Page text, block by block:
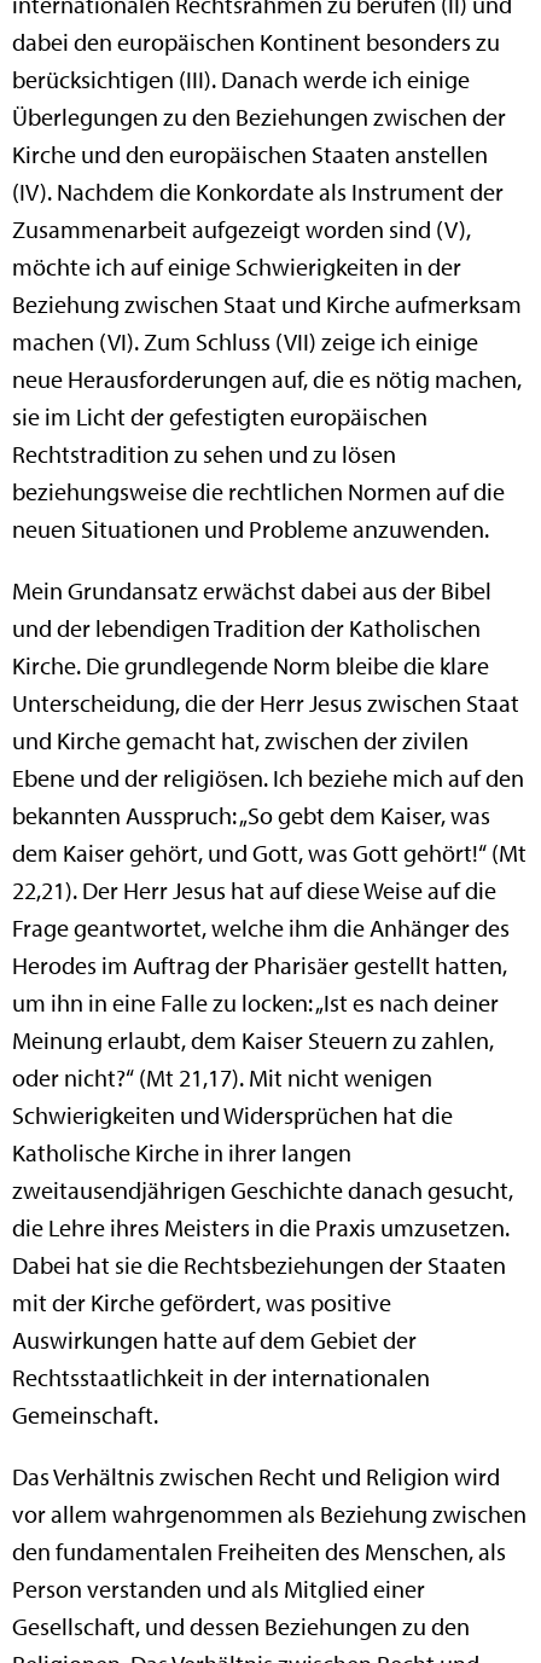
dabei den europäischen Kontinent besonders zu
berücksichtigen (III). Danach werde ich einige
Überlegungen zu den Beziehungen zwischen der
Kirche und den europäischen Staaten anstellen
(IV). Nachdem die Konkordate als Instrument der
Zusammenarbeit aufgezeigt worden sind (V),
möchte ich auf einige Schwierigkeiten in der
Beziehung zwischen Staat und Kirche aufmerksam
machen (VI). Zum Schluss (VII) zeige ich einige
neue Herausforderungen auf, die es nötig machen,
sie im Licht der gefestigten europäischen
Rechtstradition zu sehen und zu lösen
beziehungsweise die rechtlichen Normen auf die
neuen Situationen und Probleme anzuwenden.
Mein Grundansatz erwächst dabei aus der Bibel
und der lebendigen Tradition der Katholischen
Kirche. Die grundlegende Norm bleibe die klare
Unterscheidung, die der Herr Jesus zwischen Staat
und Kirche gemacht hat, zwischen der zivilen
Ebene und der religiösen. Ich beziehe mich auf den
bekannten Ausspruch: „So gebt dem Kaiser, was
dem Kaiser gehört, und Gott, was Gott gehört!“ (Mt
22,21). Der Herr Jesus hat auf diese Weise auf die
Frage geantwortet, welche ihm die Anhänger des
Herodes im Auftrag der Pharisäer gestellt hatten,
um ihn in eine Falle zu locken: „Ist es nach deiner
Meinung erlaubt, dem Kaiser Steuern zu zahlen,
oder nicht?“ (Mt 21,17). Mit nicht wenigen
Schwierigkeiten und Widersprüchen hat die
Katholische Kirche in ihrer langen
zweitausendjährigen Geschichte danach gesucht,
die Lehre ihres Meisters in die Praxis umzusetzen.
Dabei hat sie die Rechtsbeziehungen der Staaten
mit der Kirche gefördert, was positive
Auswirkungen hatte auf dem Gebiet der
Rechtsstaatlichkeit in der internationalen
Gemeinschaft.
Das Verhältnis zwischen Recht und Religion wird
vor allem wahrgenommen als Beziehung zwischen
den fundamentalen Freiheiten des Menschen, als
Person verstanden und als Mitglied einer
Gesellschaft, und dessen Beziehungen zu den